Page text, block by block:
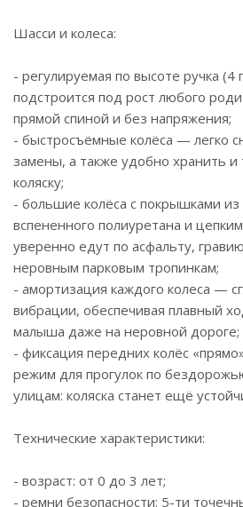
Шасси и колеса:
- регулируемая по высоте ручка
подстроится под рост любого
прямой спиной и без напряжения;
- быстросъёмные колёса — легко
замены, а также удобно хранить и
коляску;
- большие колёса с покрышками
вспененного полиуретана и
уверенно едут по асфальту,
неровным парковым тропинкам;
- амортизация каждого колеса —
вибрации, обеспечивая плавный
малыша даже на неровной дороге;
- фиксация передних колёс
режим для прогулок по
улицам: коляска станет ещё
Технические характеристики:
- возраст: от 0 до 3 лет;
- ремни безопасности: 5-ти